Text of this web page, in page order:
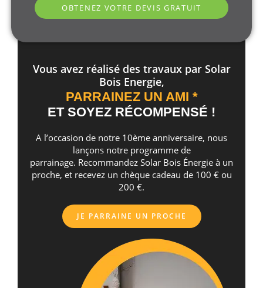
OBTENEZ VOTRE DEVIS GRATUIT
Vous avez réalisé des travaux par Solar
Bois Energie,
PARRAINEZ UN AMI *
ET SOYEZ RÉCOMPENSÉ !
A l’occasion de notre 10ème anniversaire, nous
lançons notre programme de
parrainage. Recommandez Solar Bois Énergie à un
proche, et recevez un chèque cadeau de 100 € ou
200 €.
JE PARRAINE UN PROCHE